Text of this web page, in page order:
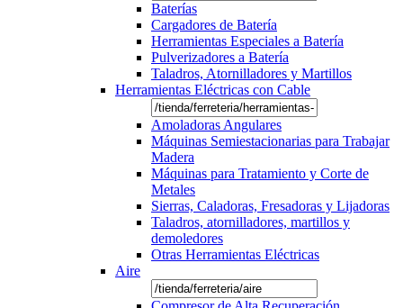
Baterías
Cargadores de Batería
Herramientas Especiales a Batería
Pulverizadores a Batería
Taladros, Atornilladores y Martillos
Herramientas Eléctricas con Cable
Amoladoras Angulares
Máquinas Semiestacionarias para Trabajar
Madera
Máquinas para Tratamiento y Corte de
Metales
Sierras, Caladoras, Fresadoras y Lijadoras
Taladros, atornilladores, martillos y
demoledores
Otras Herramientas Eléctricas
Aire